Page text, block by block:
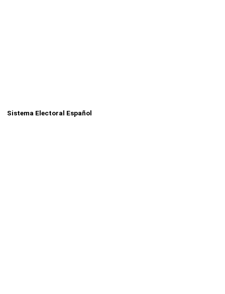
Sistema Electoral Español